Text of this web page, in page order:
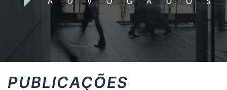
PUBLICAÇÕES